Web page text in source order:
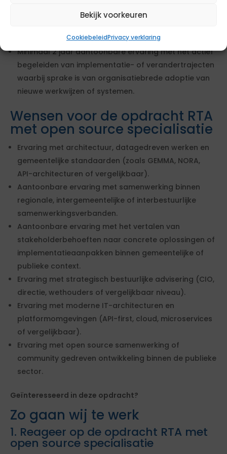
Bekijk voorkeuren
CookiebeleidPrivacy verklaring
digitaliserings-, informatievoorzienings- of IT-
Minimaal 2 jaar aantoonbare ervaring met het actief
begeleiden van implementatie- of verandertrajecten
waarbij sprake is van organisatiebrede adoptie van
nieuwe werkwijzen of systemen.
Wensen voor de opdracht RTA
met open source specialisatie
Ervaring met architectuur, datagedreven werken en
gemeentelijke standaarden (zoals GEMMA, NORA,
API-architecturen of vergelijkbaar).
Aantoonbare ervaring met samenwerking binnen
regionale, intergemeentelijke of interbestuurlijke
samenwerkingsverbanden.
Aantoonbare ervaring met het vertalen van
stakeholderbehoeften naar concrete oplossingen of
implementatieaanpakken binnen gemeentelijke of
publieke context.
Ervaring met strategisch bestuurlijke advisering (CIO,
directie, wethouders of vergelijkbaar niveau).
Ervaring met moderne IT-architecturen en
platformomgevingen (API-first, cloud, microservices
of vergelijkbaar).
Ervaring met open source samenwerking of
community gedreven ontwikkeling binnen de publieke
sector.
Geïnteresseerd in deze opdracht?
Zo gaan wij te werk
1. Reageer op de opdracht RTA met
open source specialisatie